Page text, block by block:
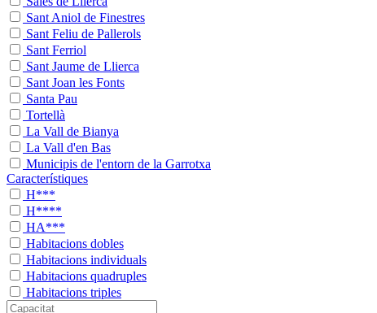
Sant Aniol de Finestres
Sant Feliu de Pallerols
Sant Ferriol
Sant Jaume de Llierca
Sant Joan les Fonts
Santa Pau
Tortellà
La Vall de Bianya
La Vall d'en Bas
Municipis de l'entorn de la Garrotxa
Característiques
H***
H****
HA***
Habitacions dobles
Habitacions individuals
Habitacions quadruples
Habitacions triples